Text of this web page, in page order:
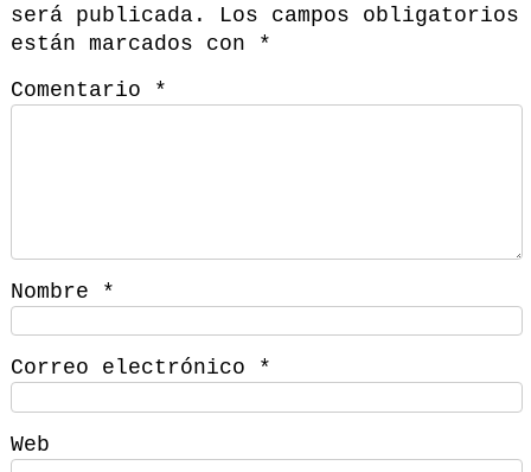
será publicada.
Los campos obligatorios
están marcados con
*
Comentario
*
Nombre *
Correo electrónico *
Web